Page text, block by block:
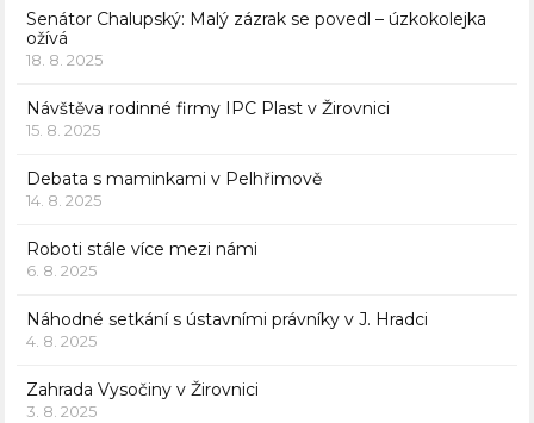
Senátor Chalupský: Malý zázrak se povedl – úzkokolejka
ožívá
18. 8. 2025
Návštěva rodinné firmy IPC Plast v Žirovnici
15. 8. 2025
Debata s maminkami v Pelhřimově
14. 8. 2025
Roboti stále více mezi námi
6. 8. 2025
Náhodné setkání s ústavními právníky v J. Hradci
4. 8. 2025
Zahrada Vysočiny v Žirovnici
3. 8. 2025